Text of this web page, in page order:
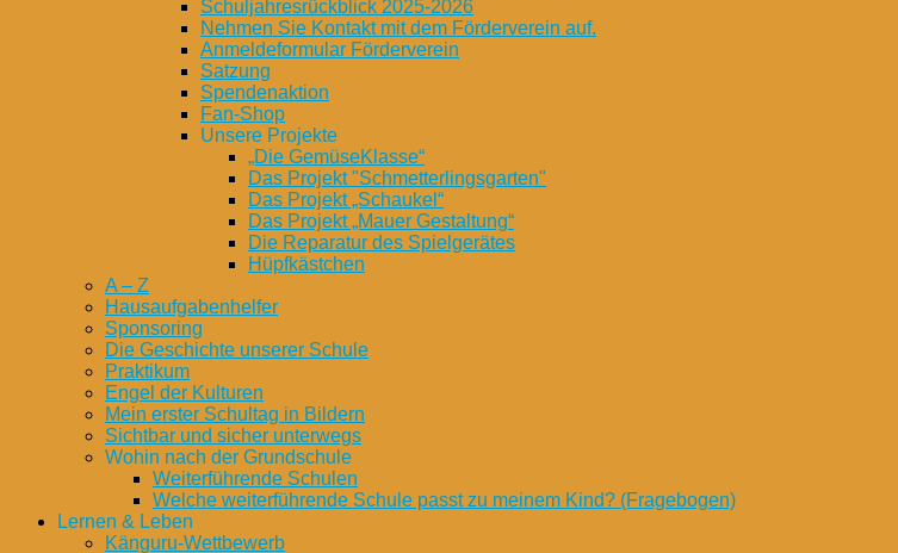
Schuljahresrückblick 2025-2026
Nehmen Sie Kontakt mit dem Förderverein auf.
Anmeldeformular Förderverein
Satzung
Spendenaktion
Fan-Shop
Unsere Projekte
„Die GemüseKlasse“
Das Projekt "Schmetterlingsgarten"
Das Projekt „Schaukel“
Das Projekt „Mauer Gestaltung“
Die Reparatur des Spielgerätes
Hüpfkästchen
A – Z
Hausaufgabenhelfer
Sponsoring
Die Geschichte unserer Schule
Praktikum
Engel der Kulturen
Mein erster Schultag in Bildern
Sichtbar und sicher unterwegs
Wohin nach der Grundschule
Weiterführende Schulen
Welche weiterführende Schule passt zu meinem Kind? (Fragebogen)
Lernen & Leben
Känguru-Wettbewerb